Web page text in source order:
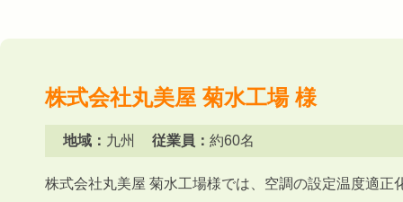
株式会社丸美屋 菊水工場 様
地域： 九州 従業員： 約60名
株式会社丸美屋 菊水工場様では、空調の設定温度適